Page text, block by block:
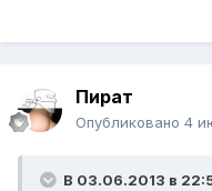
Пират
Опубликовано 4
В 03.06.2013 в